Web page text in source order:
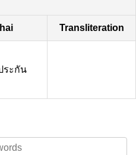
Transliteration
ระกัน